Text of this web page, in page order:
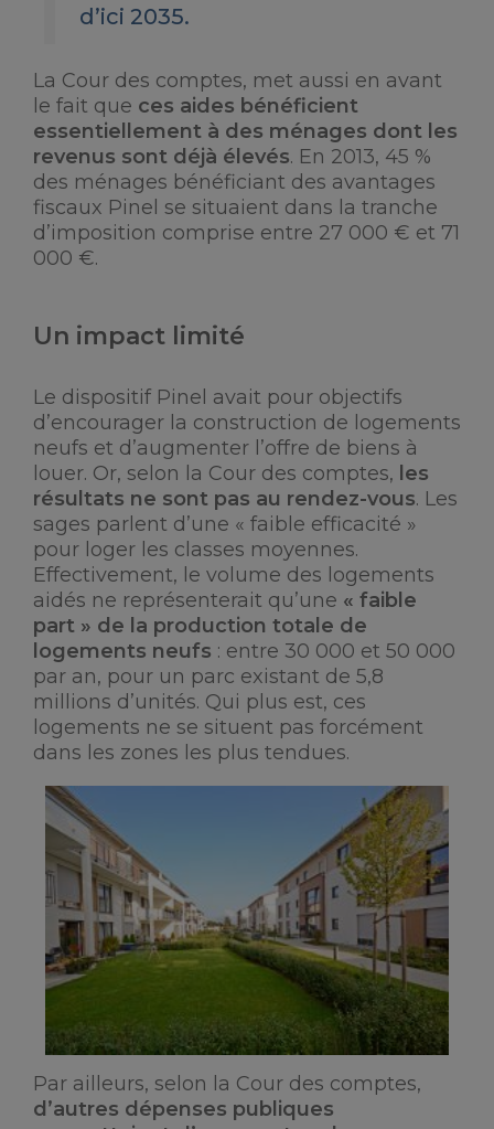
d’ici 2035.
La Cour des comptes, met aussi en avant
le fait que ces aides bénéficient
essentiellement à des ménages dont les
revenus sont déjà élevés. En 2013, 45 %
des ménages bénéficiant des avantages
fiscaux Pinel se situaient dans la tranche
d’imposition comprise entre 27 000 € et 71
000 €.
Un impact limité
Le dispositif Pinel avait pour objectifs
d’encourager la construction de logements
neufs et d’augmenter l’offre de biens à
louer. Or, selon la Cour des comptes, les
résultats ne sont pas au rendez-vous. Les
sages parlent d’une « faible efficacité »
pour loger les classes moyennes.
Effectivement, le volume des logements
aidés ne représenterait qu’une « faible
part » de la production totale de
logements neufs : entre 30 000 et 50 000
par an, pour un parc existant de 5,8
millions d’unités. Qui plus est, ces
logements ne se situent pas forcément
dans les zones les plus tendues.
Par ailleurs, selon la Cour des comptes,
d’autres dépenses publiques